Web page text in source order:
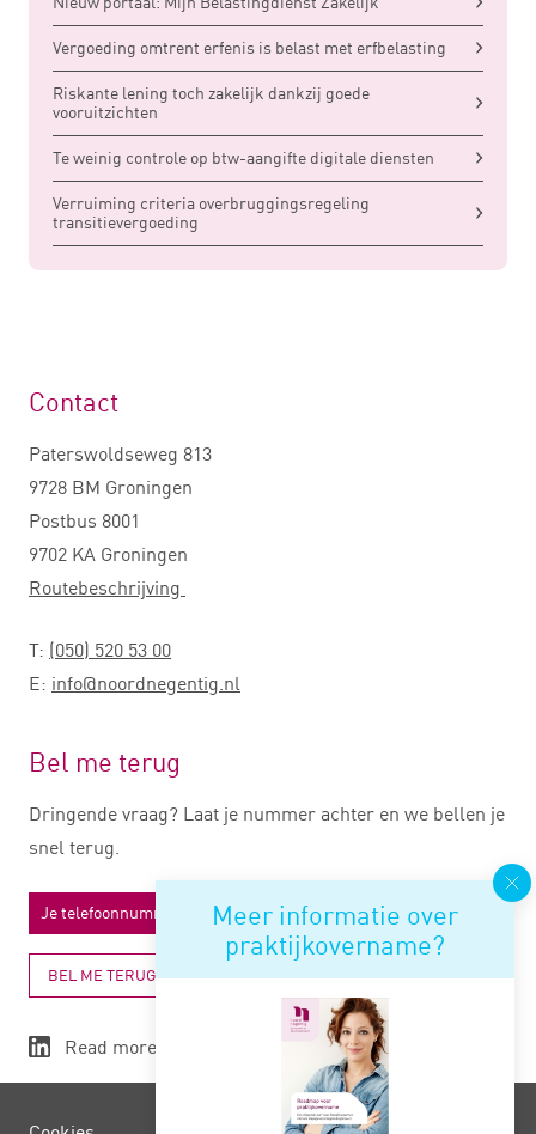
Vergoeding omtrent erfenis is belast met erfbelasting
Riskante lening toch zakelijk dankzij goede
vooruitzichten
Te weinig controle op btw-aangifte digitale diensten
Verruiming criteria overbruggingsregeling
transitievergoeding
Meer informatie over
praktijkovername?
Contact
Paterswoldseweg 813
9728 BM Groningen
Postbus 8001
9702 KA Groningen
Routebeschrijving
T: (050) 520 53 00
E: info@noordnegentig.nl
Bel me terug
Dringende vraag? Laat je nummer achter en we bellen je
snel terug.
BEL ME TERUG
Read more